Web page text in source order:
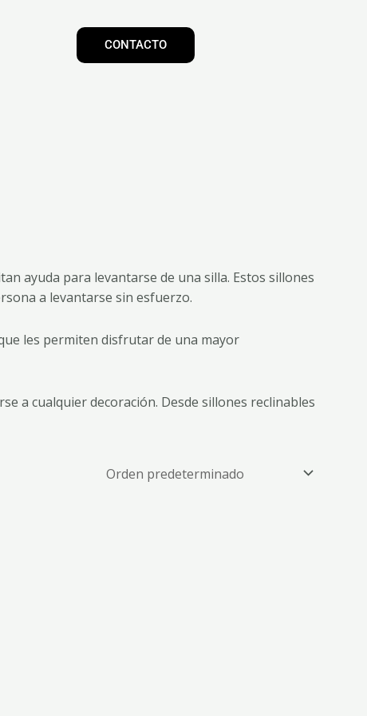
CONTACTO
ayuda para levantarse de una silla. Estos sillones
a levantarse sin esfuerzo.
les permiten disfrutar de una mayor
a cualquier decoración. Desde sillones reclinables